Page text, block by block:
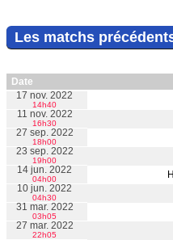
Les matchs
Date
17 nov. 2022
14h40
11 nov. 2022
16h30
27 sep. 2022
18h00
23 sep. 2022
19h00
14 jun. 2022
04h00
10 jun. 2022
04h30
31 mar. 2022
03h05
27 mar. 2022
22h05